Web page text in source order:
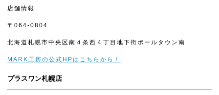
店舗情報
〒064-0804
北海道札幌市中央区南４条西４丁目地下街ポールタウン南
MARK工房の公式HPはこちらから！
プラスワン札幌店